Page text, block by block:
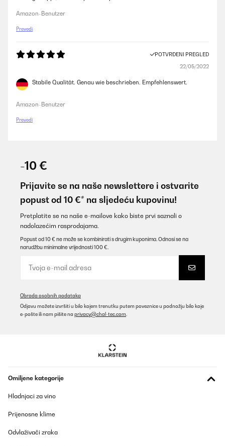
Amazon-Benutzer
Prevedi
POTVRĐENI PREGLED
22/05/2022
Stabile Qualität. Genau wie beschrieben. Empfehlenswert.
Amazon-Benutzer
Prevedi
-10 €
Prijavite se na naše newslettere i ostvarite
popust od 10 €* na sljedeću kupovinu!
Pretplatite se na naše e-mailove kako biste prvi saznali o
nadolazećim rasprodajama.
Popust od 10 € ne može se kombinirati s drugim kuponima. Odnosi se na
narudžbu minimalne vrijednosti 100 €.
Obrada osobnih podataka
Odjavu možete izvršiti u bilo kojem trenutku putem poveznice u podnožju bilo koje
e-pošte ili nam pišite na privacy@chal-tec.com
Omiljene kategorije
Hladnjaci za vino
Prijenosne klime
Odvlaživači zraka